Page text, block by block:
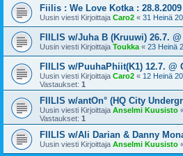
Fiilis : We Love Kotka :
Uusin viesti Kirjoittaja Caro2 « 31 Heinä
FIILIS w/Juha B (Kruuwi) 26.7.
Uusin viesti Kirjoittaja Toukka « 23 Heinä
FIILIS w/PuuhaPhiit(K1) 12.7. @
Uusin viesti Kirjoittaja Caro2 « 12 Heinä
Vastaukset: 1
FIILIS w/antOn° (HQ City
Uusin viesti Kirjoittaja Anselmi Kuusisto
Vastaukset: 1
FIILIS w/Ali Darian & Danny
Uusin viesti Kirjoittaja Anselmi Kuusisto